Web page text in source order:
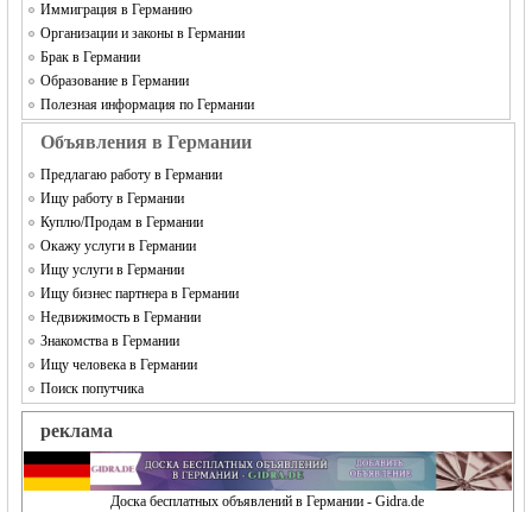
Иммиграция в Германию
Организации и законы в Германии
Брак в Германии
Образование в Германии
Полезная информация по Германии
Объявления в Германии
Предлагаю работу в Германии
Ищу работу в Германии
Куплю/Продам в Германии
Окажу услуги в Германии
Ищу услуги в Германии
Ищу бизнес партнера в Германии
Недвижимость в Германии
Знакомства в Германии
Ищу человека в Германии
Поиск попутчика
реклама
Доска бесплатных объявлений в Германии - Gidra.de